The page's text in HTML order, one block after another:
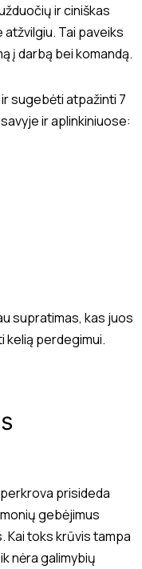
ir ciniškas
Tai paveiks
į darbą bei komandą.
sugebėti atpažinti 7
ir aplinkiniuose:
supratimas, kas juos
kelią perdegimui.
prisideda
gebėjimus
Kai toks krūvis tampa
nėra galimybių